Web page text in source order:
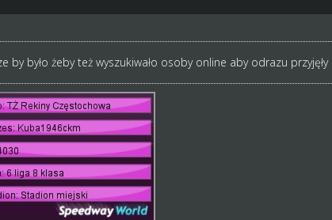
by było żeby też wyszukiwało osoby online aby odrazu przyjęły